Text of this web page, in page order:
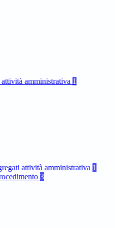
amministrativa 1
attività amministrativa 1
3